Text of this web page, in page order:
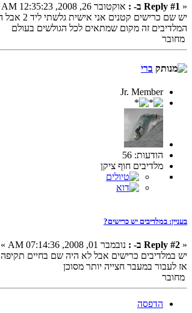
« Reply #1 ב- :
אוקטובר 26, 2008, 12:35:23 AM »
יש שם כרישים קטנים אני אישית גלשתי ליד 2 אבל הם לא עושים כלום קוראים להם כרישי שונית
המלדיבים זה מקום שמתאים לכל הגולשים בעולם
מחובר
ברי
Jr. Member
הודעות: 56
מלדיבים חוף ציקן
בעניין: במלדיבים יש כרישים?
« Reply #2 ב- :
נובמבר 01, 2008, 07:14:36 AM »
יש במלדיבים כרישים אבל לא היה שם בחיים תקיפה
אז לעבור במעבר חצייה יותר מסוכן
מחובר
הדפסה